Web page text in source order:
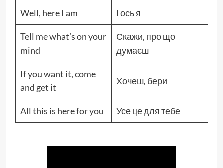
Well, here I am І ось я
Tell me what’s on your
mind
Скажи, про що
думаєш
If you want it, come
and get it
Хочеш, бери
All this is here for you Усе це для тебе